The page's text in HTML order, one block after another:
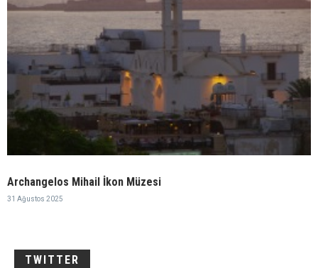
Archangelos Mihail İkon Müzesi
31 Ağustos 2025
TWITTER